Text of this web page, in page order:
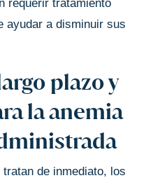
requerir tratamiento
ayudar a disminuir sus
plazo y
la anemia
de inmediato, los